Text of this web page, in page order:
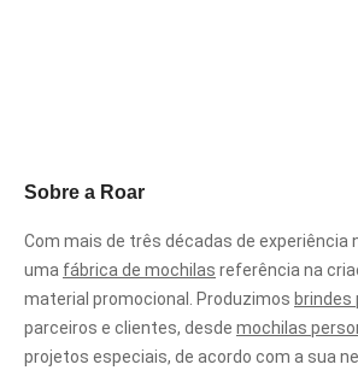
Sobre a Roar
Com mais de três décadas de experiência
uma fábrica de mochilas referência na
material promocional. Produzimos brindes
parceiros e clientes, desde mochilas
projetos especiais, de acordo com a sua